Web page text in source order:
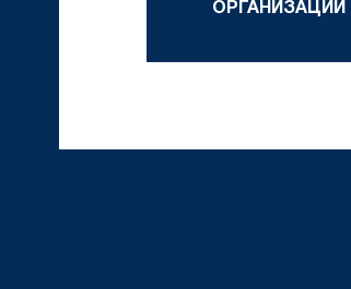
ОРГАНИЗАЦИЙ